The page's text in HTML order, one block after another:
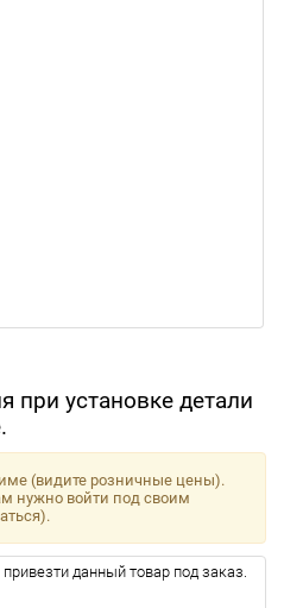
при установке детали
(видите розничные цены).
нужно войти под своим
данный товар под заказ.